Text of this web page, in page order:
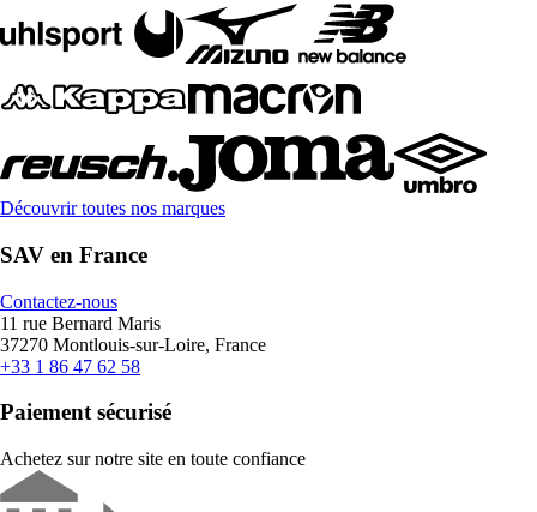
Découvrir toutes nos marques
SAV en France
Contactez-nous
11 rue Bernard Maris
37270 Montlouis-sur-Loire, France
+33 1 86 47 62 58
Paiement sécurisé
Achetez sur notre site en toute confiance